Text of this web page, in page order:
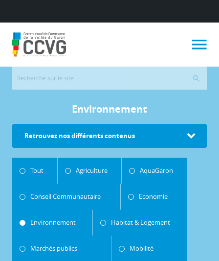
Environnement
Retrouvez nos différents contenus
Tout Agriculture AquaGaron
Conseil Communautaire Economie
Environnement Habitat & Logement
Marchés publics Mobilité